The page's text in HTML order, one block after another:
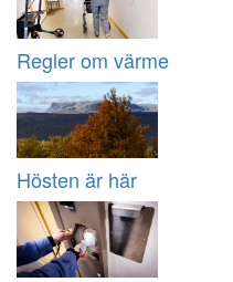
Regler om värme
Hösten är här